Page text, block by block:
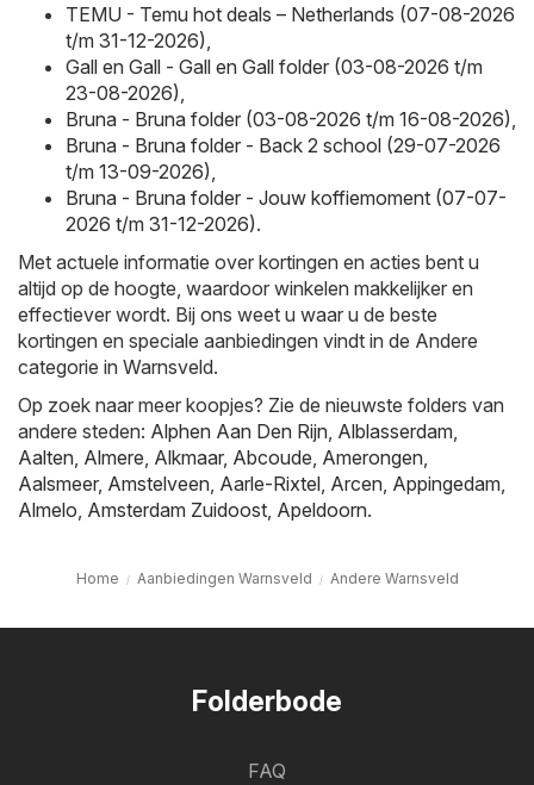
TEMU - Temu hot deals – Netherlands (07-08-2026
t/m 31-12-2026)
Gall en Gall - Gall en Gall folder (03-08-2026 t/m
23-08-2026)
Bruna - Bruna folder (03-08-2026 t/m 16-08-2026)
Bruna - Bruna folder - Back 2 school (29-07-2026
t/m 13-09-2026)
Bruna - Bruna folder - Jouw koffiemoment (07-07-
2026 t/m 31-12-2026).
Met actuele informatie over kortingen en acties bent u
altijd op de hoogte, waardoor winkelen makkelijker en
effectiever wordt. Bij ons weet u waar u de beste
kortingen en speciale aanbiedingen vindt in de Andere
categorie in Warnsveld.
Op zoek naar meer koopjes? Zie de nieuwste folders van
andere steden: Alphen Aan Den Rijn Alblasserdam
Aalten Almere Alkmaar, Abcoude Amerongen
Aalsmeer, Amstelveen Aarle-Rixtel Arcen Appingedam
Almelo Amsterdam Zuidoost Apeldoorn.
Home Aanbiedingen Warnsveld Andere Warnsveld
Folderbode
FAQ